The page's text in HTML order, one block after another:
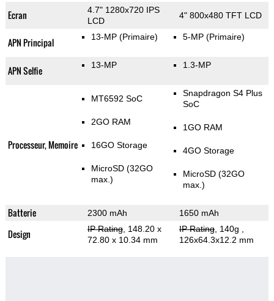
Ecran
4.7" 1280x720 IPS
LCD
4" 800x480 TFT LCD
APN Principal 13-MP (Primaire) 5-MP (Primaire)
APN Selfie 13-MP 1.3-MP
Processeur, Memoire
MT6592 SoC
2GO RAM
16GO Storage
MicroSD (32GO
max.)
Snapdragon S4 Plus
SoC
1GO RAM
4GO Storage
MicroSD (32GO
max.)
Batterie 2300 mAh 1650 mAh
Design IP Rating, 148.20 x
72.80 x 10.34 mm
IP Rating, 140g
126x64.3x12.2 mm